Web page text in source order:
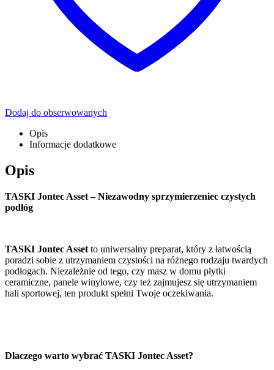
Dodaj do obserwowanych
Opis
Informacje dodatkowe
Opis
TASKI Jontec Asset – Niezawodny sprzymierzeniec czystych
podłóg
TASKI Jontec Asset to uniwersalny preparat, który z łatwością
poradzi sobie z utrzymaniem czystości na różnego rodzaju twardych
podłogach. Niezależnie od tego, czy masz w domu płytki
ceramiczne, panele winylowe, czy też zajmujesz się utrzymaniem
hali sportowej, ten produkt spełni Twoje oczekiwania.
Dlaczego warto wybrać TASKI Jontec Asset?